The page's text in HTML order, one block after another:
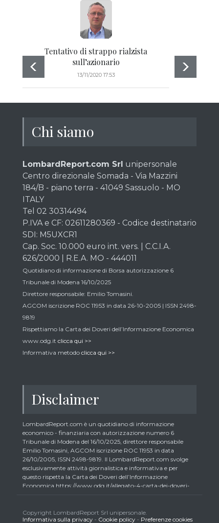
Tentativo di strappo rialzista
sull’azionario
13/11/2020 17:53
Chi siamo
LombardReport.com Srl unipersonale
Centro direzionale Somada - Via Mazzini
184/B - piano terra - 41049 Sassuolo - MO
ITALY
Tel 02 30314494
P.IVA e CF: 02611280369 - Codice destinatario
SDI: M5UXCR1
Cap. Soc. 10.000 euro int. vers. | C.C.I.A.
626/2000 | R.E.A. MO - 444011
Quotidiano di informazione di Borsa autorizzazione 6
Tribunale di Modena 16/10/2025
Direttore responsabile: Emilio Tomasini.
AGCOM iscrizione ROC 11953 in data 26-10-2005 | ISSN 2498-
9819
Rispettiamo la Carta dei Doveri dell’Informazione Economica
www.odg.it clicca qui >>
Informativa metodo clicca qui >>
Disclaimer
LombardReport.com è un quotidiano di informazione
economico - finanziaria con autorizzazione numero 6
Tribunale di Modena del 16/10/2025, direttore responsabile
Emilio Tomasini, AGCOM iscrizione ROC 11953 in data
26/10/2005, ISSN 2498-9819. Il LombardReport.com svolge
esclusivamente attività giornalistica e informativa e per
questo rispetta la Carta dei Doveri dell’Informazione
Economica https://www.odg.it/allegato-4-carta-dei-doveri-
essere consapevoli che i collaboratori di LombardReport.com
iscritti all’Ordine dei Giornalisti non possono detenere i titoli
Copyright LombardReport Srl unipersonale.
Informativa sulla privacy - Cookie policy - Preferenze cookies